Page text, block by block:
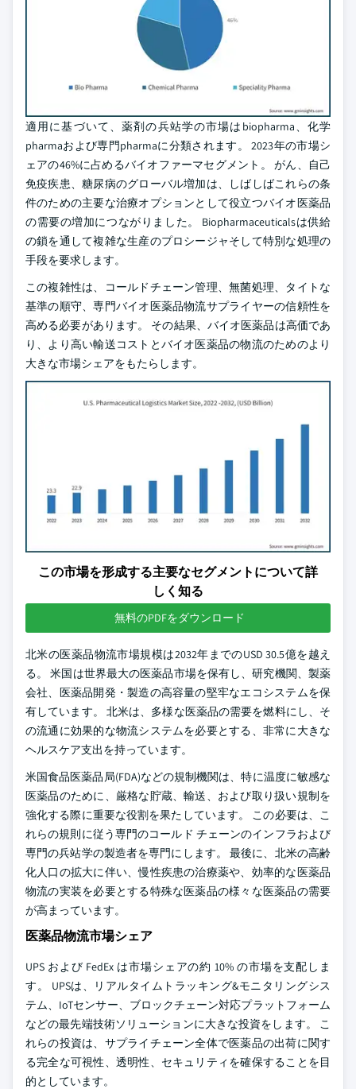
適用に基づいて、薬剤の兵站学の市場はbiopharma、化学
pharmaおよび専門pharmaに分類されます。 2023年の市場シ
ェアの46%に占めるバイオファーマセグメント。 がん、自己
免疫疾患、糖尿病のグローバル増加は、しばしばこれらの条
件のための主要な治療オプションとして役立つバイオ医薬品
の需要の増加につながりました。 Biopharmaceuticalsは供給
の鎖を通して複雑な生産のプロシージャそして特別な処理の
手段を要求します。
この複雑性は、コールドチェーン管理、無菌処理、タイトな
基準の順守、専門バイオ医薬品物流サプライヤーの信頼性を
高める必要があります。 その結果、バイオ医薬品は高価であ
り、より高い輸送コストとバイオ医薬品の物流のためのより
大きな市場シェアをもたらします。
この市場を形成する主要なセグメントについて詳
しく知る
無料のPDFをダウンロード
北米の医薬品物流市場規模は2032年までのUSD 30.5億を越え
る。 米国は世界最大の医薬品市場を保有し、研究機関、製薬
会社、医薬品開発・製造の高容量の堅牢なエコシステムを保
有しています。 北米は、多様な医薬品の需要を燃料にし、そ
の流通に効果的な物流システムを必要とする、非常に大きな
ヘルスケア支出を持っています。
米国食品医薬品局(FDA)などの規制機関は、特に温度に敏感な
医薬品のために、厳格な貯蔵、輸送、および取り扱い規制を
強化する際に重要な役割を果たしています。 この必要は、こ
れらの規則に従う専門のコールド チェーンのインフラおよび
専門の兵站学の製造者を専門にします。 最後に、北米の高齢
化人口の拡大に伴い、慢性疾患の治療薬や、効率的な医薬品
物流の実装を必要とする特殊な医薬品の様々な医薬品の需要
が高まっています。
医薬品物流市場シェア
UPS および FedEx は市場シェアの約 10% の市場を支配しま
す。 UPSは、リアルタイムトラッキング&モニタリングシス
テム、IoTセンサー、ブロックチェーン対応プラットフォーム
などの最先端技術ソリューションに大きな投資をします。 こ
れらの投資は、サプライチェーン全体で医薬品の出荷に関す
る完全な可視性、透明性、セキュリティを確保することを目
的としています。